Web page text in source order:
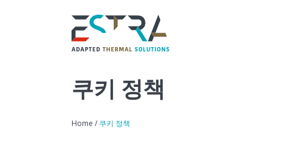
쿠키 정책
Home / 쿠키 정책